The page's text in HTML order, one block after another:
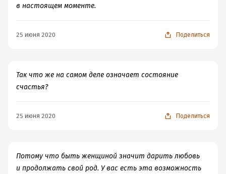
в настоящем моменте.
25 июня 2020 Поделиться
Так что же на самом деле означает состояние
счастья?
25 июня 2020 Поделиться
Потому что быть женщиной значит дарить любовь
и продолжать свой род. У вас есть эта возможность